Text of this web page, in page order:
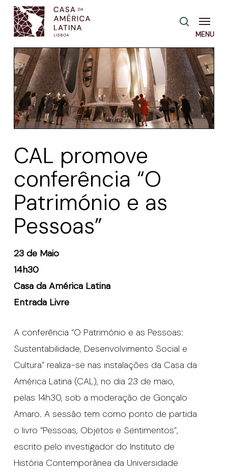
Skip
main
content
pesquisa
Menu
CAL promove
conferência “O
Património e as
Pessoas”
23 de Maio
14h30
Casa da América Latina
Entrada Livre
A conferência “O Património e as Pessoas:
Sustentabilidade, Desenvolvimento Social e
Cultura” realiza-se nas instalações da Casa da
América Latina (CAL), no dia 23 de maio,
pelas 14h30, sob a moderação de Gonçalo
Amaro. A sessão tem como ponto de partida
o livro “Pessoas, Objetos e Sentimentos”,
escrito pelo investigador do Instituto de
História Contemporânea da Universidade